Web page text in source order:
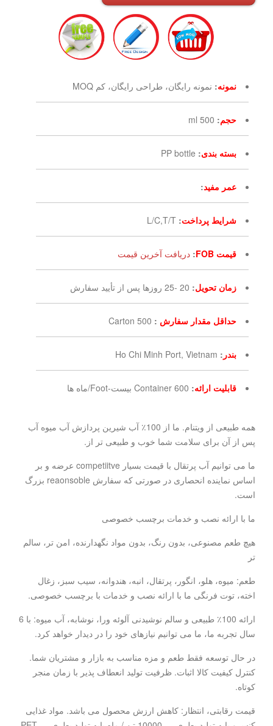
نمونه: نمونه رایگان، طراحی رایگان، کم MOQ
حجم:
500 ml
بسته بندی:
PP bottle
عمر مفید:
شرایط پرداخت:
L/C,T/T
قیمت FOB : دریافت آخرین قیمت
زمان تحویل: 20 -25 روزها پس از تأیید سفارش
حداقل مقدار سفارش :
500 Carton
بندر :
Ho Chi Minh Port, Vietnam
قابلیت ارائه: 600 Container بیست-Foot/ماه ها
همه طبیعی از ویتنام. ما از 100٪ آب شیرین پردازش آب میوه آب
پس از آن برای سلامت شما خوب و طبیعی تر از.
ما می توانیم آب پرتقال با قیمت بسیار competiitve عرضه و بر
اساس نماینده انحصاری در صورتی که سفارش reaonsoble بزرگ
است.
ما با ارائه نصب و خدمات برچسب خصوصی
هیچ طعم مصنوعی، بدون رنگ، بدون مواد نگهدارنده، امن تر، سالم
تر
طعم: میوه، هلو، انگور، پرتقال، انبه، هندوانه، سیب سبز، زغال
اخته، توت فرنگی ما با ارائه نصب و خدمات با برچسب خصوصی.
ارائه 100٪ طبیعی و سالم نوشیدنی آلوئه ورا، نوشابه، آب میوه: با 6
سال تجربه ما، ما می توانیم نیازهای خود را در دیدار خواهد کرد.
در حال توسعه فقط طعم و مزه مناسب به بازار و مشتریان شما.
کنترل کیفیت کالا اثبات. ظرفیت تولید انعطاف پذیر با زمان منجر
کوتاه.
قیمت رقابتی، انتظار: کاهش ارزش محصول می باشد. مواد غذایی